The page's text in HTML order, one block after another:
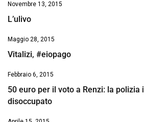
Novembre 13, 2015
L’ulivo
Maggio 28, 2015
Vitalizi, #eiopago
Febbraio 6, 2015
50 euro per il voto a Renzi: la polizia
disoccupato